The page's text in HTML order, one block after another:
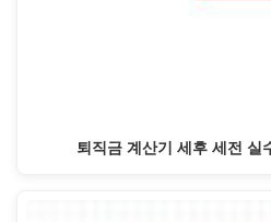
퇴직금 계산기 세후 세전 실